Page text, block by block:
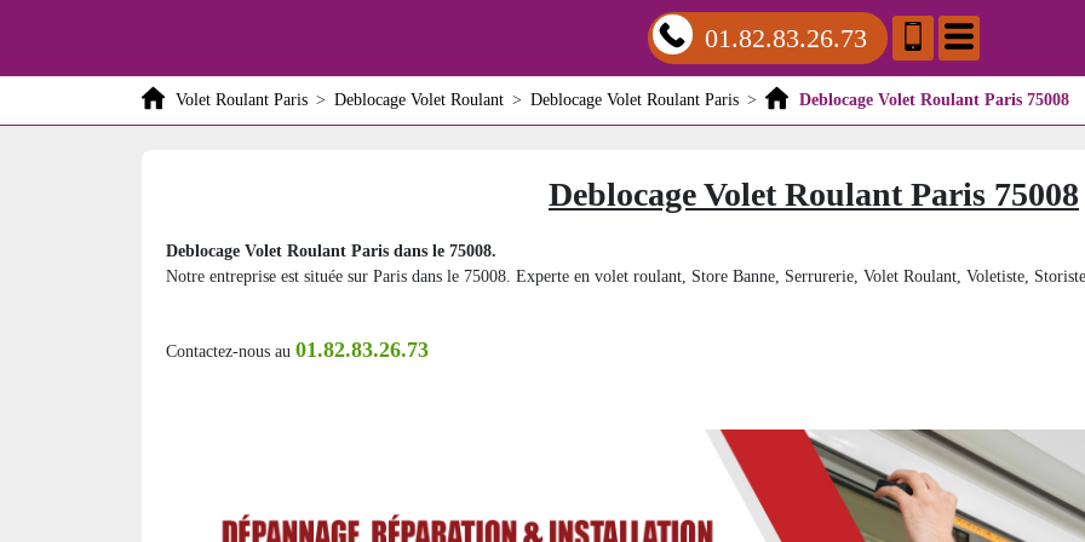
01.82.83.26.73
Volet Roulant Paris > Deblocage Volet Roulant > Deblocage Volet Roulant Paris > Deblocage Volet Roulant Paris 75008
Deblocage Volet Roulant Paris 75008
Deblocage Volet Roulant Paris dans le 75008.
Notre entreprise est située sur Paris dans le 75008. Experte en volet roulant, Store Banne, Serrurerie, Volet Roulant, Voletiste,
Contactez-nous au 01.82.83.26.73